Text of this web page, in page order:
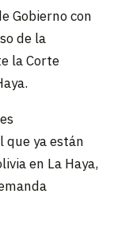
Gobierno con
de la
la Corte
que ya están
en La Haya,